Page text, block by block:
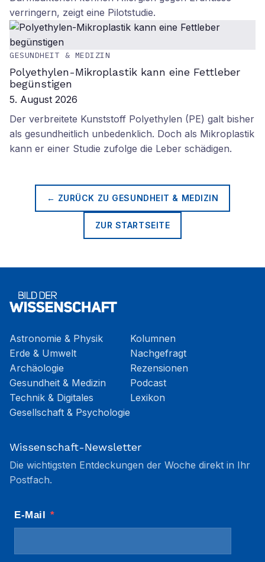
verringern, zeigt eine Pilotstudie.
GESUNDHEIT & MEDIZIN
Polyethylen-Mikroplastik kann eine Fettleber
begünstigen
5. August 2026
Der verbreitete Kunststoff Polyethylen (PE) galt bisher
als gesundheitlich unbedenklich. Doch als Mikroplastik
kann er einer Studie zufolge die Leber schädigen.
← ZURÜCK ZU GESUNDHEIT & MEDIZIN
ZUR STARTSEITE
Astronomie & Physik
Erde & Umwelt
Archäologie
Gesundheit & Medizin
Technik & Digitales
Gesellschaft & Psychologie
Kolumnen
Nachgefragt
Rezensionen
Podcast
Lexikon
Wissenschaft-Newsletter
Die wichtigsten Entdeckungen der Woche direkt in Ihr
Postfach.